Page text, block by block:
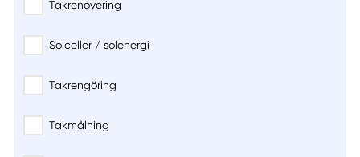
Takrenovering
Solceller / solenergi
Takrengöring
Takmålning